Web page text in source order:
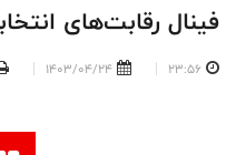
فینال رقابت‌های
23:56
1403/04/24